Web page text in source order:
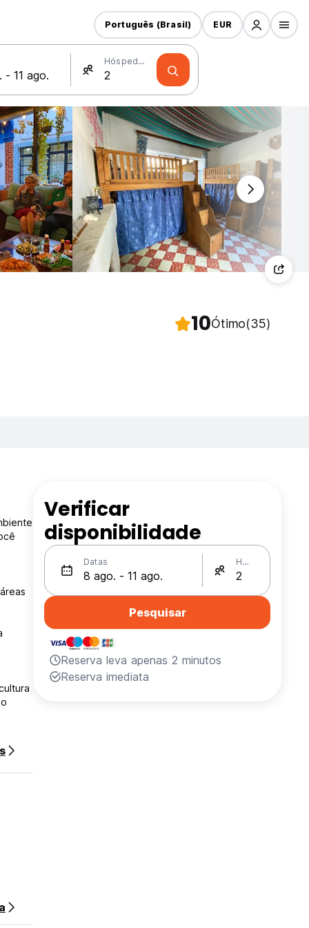
Hóspedes
Português (Brasil) EUR
10Ótimo(35)
da
Verificar
disponibilidade
Datas Hóspedes
Pesquisar
Reserva leva apenas 2 minutos
Reserva imediata